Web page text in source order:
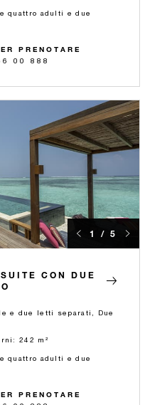
quattro adulti e due
PRENOTARE
00 888
1 / 5
CON DUE
e due letti separati, Due
242 m²
quattro adulti e due
PRENOTARE